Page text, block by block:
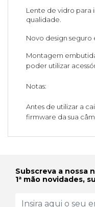
Lente de vidro para
qualidade.
Novo design seguro
Montagem
poder utilizar
Notas:
Antes de utilizar a
firmware da sua
Subscreva a nossa
1ª mão novidades,